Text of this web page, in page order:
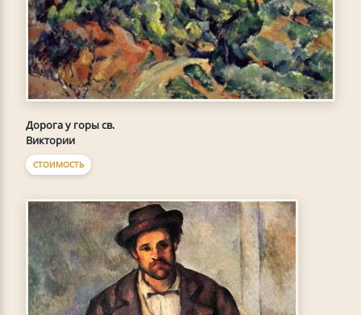
Дорога у горы св.
Виктории
СТОИМОСТЬ